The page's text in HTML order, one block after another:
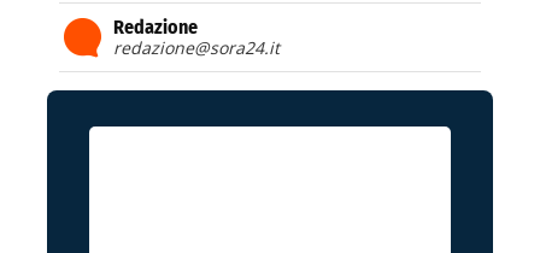
Redazione
redazione@sora24.it